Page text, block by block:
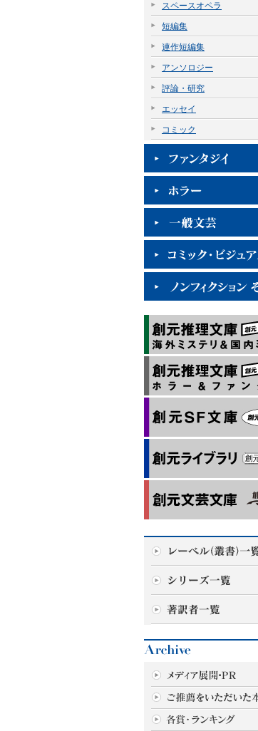
スペースオペラ
短編集
連作短編集
アンソロジー
評論・研究
エッセイ
コミック